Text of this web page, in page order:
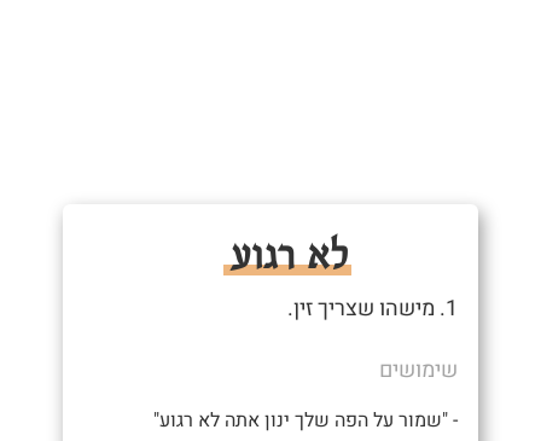
לא רגוע
1. מישהו שצריך זין.
שימושים
- "שמור על הפה שלך ינון אתה לא רגוע"